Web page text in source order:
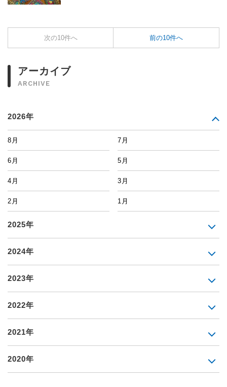
次の10件へ 前の10件へ
アーカイブ
ARCHIVE
2026年
8月 7月
6月 5月
4月 3月
2月 1月
2025年
2024年
2023年
2022年
2021年
2020年